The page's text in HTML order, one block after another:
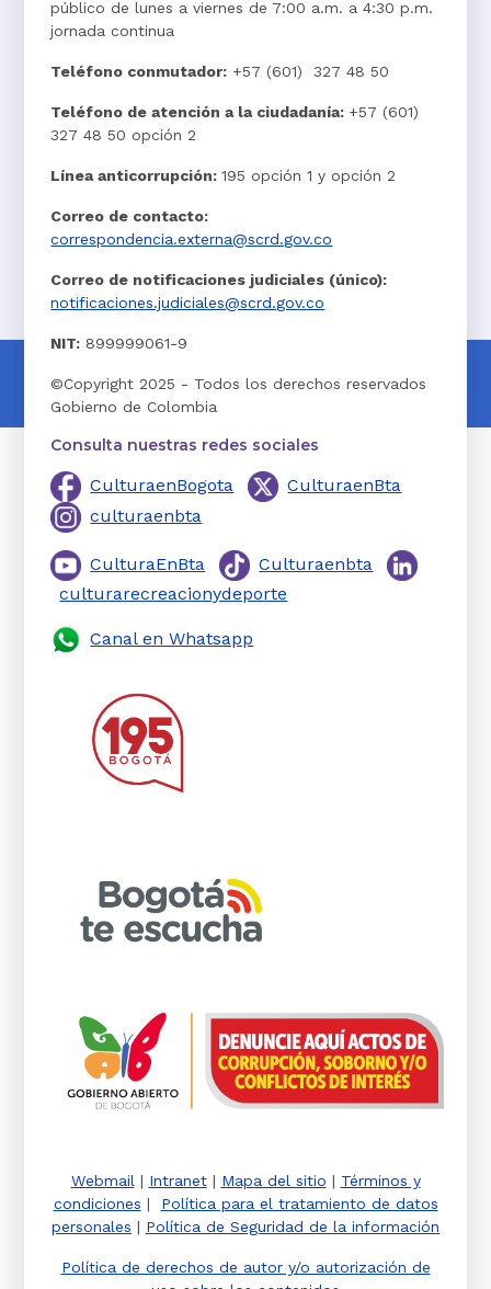
público de lunes a viernes de 7:00 a.m. a 4:30 p.m.
jornada continua
Teléfono conmutador: +57 (601) 327 48 50
Teléfono de atención a la ciudadanía: +57 (601)
327 48 50 opción 2
Línea anticorrupción:195 opción 1 y opción 2
Correo de contacto:
correspondencia.externa@scrd.gov.co
Correo de notificaciones judiciales (único):
notificaciones.judiciales@scrd.gov.co
NIT: 899999061-9
©Copyright 2025 - Todos los derechos reservados
Gobierno de Colombia
Consulta nuestras redes sociales
CulturaenBogota
CulturaenBta
culturaenbta
CulturaEnBta
Culturaenbta
culturarecreacionydeporte
Canal en Whatsapp
Webmail | Intranet| Mapa del sitio | Términos y
condiciones | Política para el tratamiento de datos
personales | Política de Seguridad de la información
Política de derechos de autor y/o autorización de